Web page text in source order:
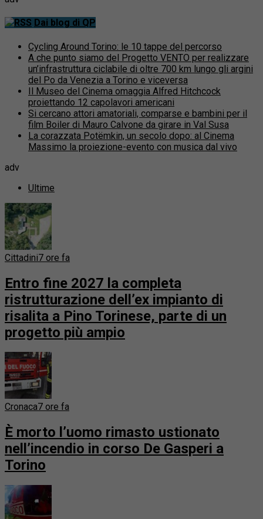
Dai blog di QP
Cycling Around Torino: le 10 tappe del percorso
A che punto siamo del Progetto VENTO per realizzare
un’infrastruttura ciclabile di oltre 700 km lungo gli argini
del Po da Venezia a Torino e viceversa
Il Museo del Cinema omaggia Alfred Hitchcock
proiettando 12 capolavori americani
Si cercano attori amatoriali, comparse e bambini per il
film Boiler di Mauro Calvone da girare in Val Susa
La corazzata Potëmkin, un secolo dopo: al Cinema
Massimo la proiezione-evento con musica dal vivo
adv
Ultime
Cittadini7 ore fa
Entro fine 2027 la completa
ristrutturazione dell’ex impianto di
risalita a Pino Torinese, parte di un
progetto più ampio
Cronaca7 ore fa
È morto l’uomo rimasto ustionato
nell’incendio in corso De Gasperi a
Torino